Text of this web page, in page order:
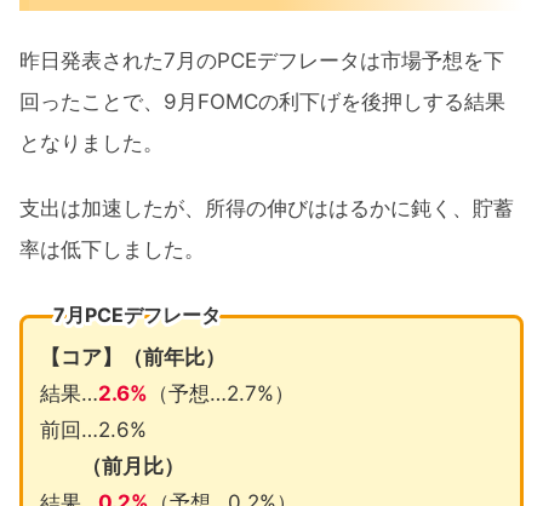
昨日発表された7月のPCEデフレータは市場予想を下
回ったことで、9月FOMCの利下げを後押しする結果
となりました。
支出は加速したが、所得の伸びははるかに鈍く、貯蓄
率は低下しました。
7月PCEデフレータ
【コア】（前年比）
結果…2.6% （予想…2.7%）
前回…2.6%
（前月比）